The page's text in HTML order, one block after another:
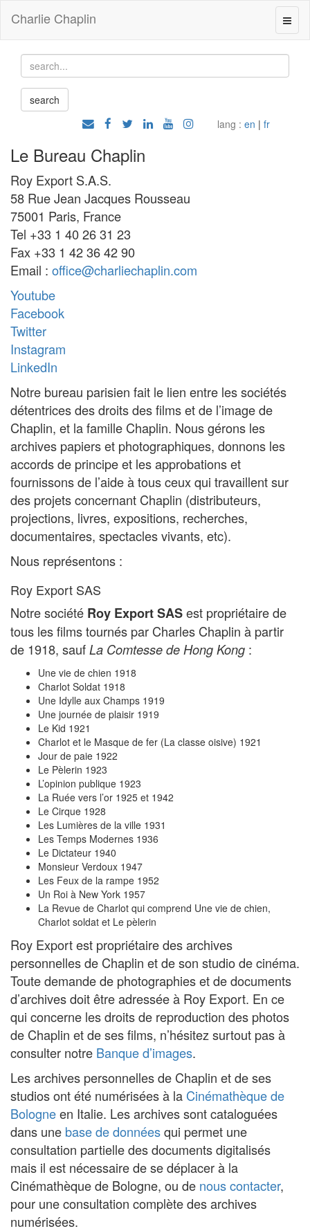
Charlie Chaplin
lang : en | fr
Le Bureau Chaplin
Roy Export S.A.S.
58 Rue Jean Jacques Rousseau
75001 Paris, France
Tel +33 1 40 26 31 23
Fax +33 1 42 36 42 90
Email : office@charliechaplin.com
Youtube
Facebook
Twitter
Instagram
LinkedIn
Notre bureau parisien fait le lien entre les sociétés
détentrices des droits des films et de l’image de
Chaplin, et la famille Chaplin. Nous gérons les
archives papiers et photographiques, donnons les
accords de principe et les approbations et
fournissons de l’aide à tous ceux qui travaillent sur
des projets concernant Chaplin (distributeurs,
projections, livres, expositions, recherches,
documentaires, spectacles vivants, etc).
Nous représentons :
Roy Export SAS
Notre société Roy Export SASest propriétaire de
tous les films tournés par Charles Chaplin à partir
de 1918, sauf La Comtesse de Hong Kong :
Une vie de chien 1918
Charlot Soldat 1918
Une Idylle aux Champs 1919
Une journée de plaisir 1919
Le Kid 1921
Charlot et le Masque de fer (La classe oisive) 1921
Jour de paie 1922
Le Pèlerin 1923
L’opinion publique 1923
La Ruée vers l’or 1925 et 1942
Le Cirque 1928
Les Lumières de la ville 1931
Les Temps Modernes 1936
Le Dictateur 1940
Monsieur Verdoux 1947
Les Feux de la rampe 1952
Un Roi à New York 1957
La Revue de Charlot qui comprend Une vie de chien,
Charlot soldat et Le pèlerin
Roy Export est propriétaire des archives
personnelles de Chaplin et de son studio de cinéma.
Toute demande de photographies et de documents
d’archives doit être adressée à Roy Export. En ce
qui concerne les droits de reproduction des photos
de Chaplin et de ses films, n’hésitez surtout pas à
consulter notre Banque d’images.
Les archives personnelles de Chaplin et de ses
studios ont été numérisées à la Cinémathèque de
Bologneen Italie. Les archives sont cataloguées
dans une base de donnéesqui permet une
consultation partielle des documents digitalisés
mais il est nécessaire de se déplacer à la
Cinémathèque de Bologne, ou de nous contacter,
pour une consultation complète des archives
numérisées.